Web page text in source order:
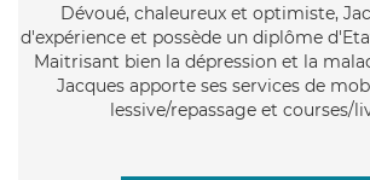
Dévoué, chaleureux et optimiste,
d'expérience et possède un diplôme
Maitrisant bien la dépression et la
Jacques apporte ses services de
lessive/repassage et courses/